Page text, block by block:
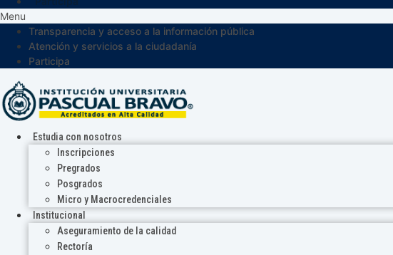
Menu
Transparencia y acceso a la información pública
Atención y servicios a la ciudadanía
Participa
Estudia con nosotros
Inscripciones
Pregrados
Posgrados
Micro y Macrocredenciales
Institucional
Aseguramiento de la calidad
Rectoría